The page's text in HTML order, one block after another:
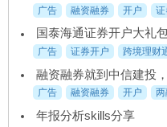
广告 融资融券 开户 证
国泰海通证券开户大礼
广告 证券开户 跨境理财
广告 融资融券 开户
年报分析skills分享